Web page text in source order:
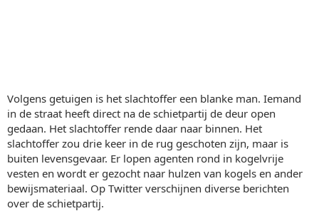
Volgens getuigen is het slachtoffer een blanke man. Iemand
in de straat heeft direct na de schietpartij de deur open
gedaan. Het slachtoffer rende daar naar binnen. Het
slachtoffer zou drie keer in de rug geschoten zijn, maar is
buiten levensgevaar. Er lopen agenten rond in kogelvrije
vesten en wordt er gezocht naar hulzen van kogels en ander
bewijsmateriaal. Op Twitter verschijnen diverse berichten
over de schietpartij.